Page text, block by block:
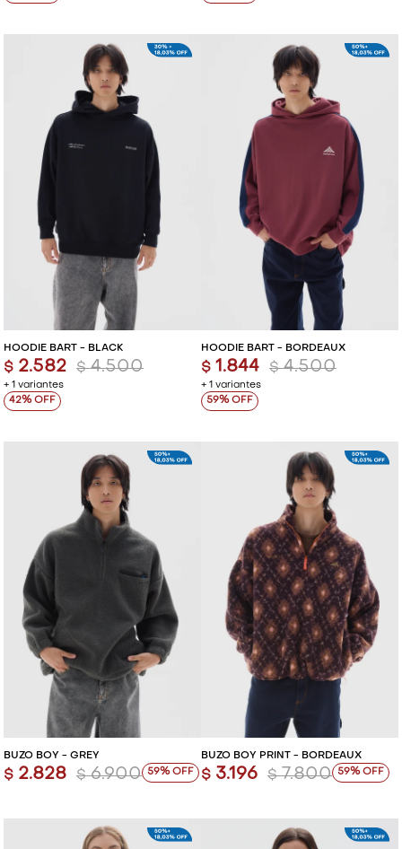
HOODIE BART - BLACK
+ 1 variantes
$ 2.582 $ 4.500
42
HOODIE BART - BORDEAUX
+ 1 variantes
$ 1.844 $ 4.500
59
BUZO BOY - GREY
$ 2.828 $ 6.900 59
BUZO BOY PRINT - BORDEAUX
$ 3.196 $ 7.800 59